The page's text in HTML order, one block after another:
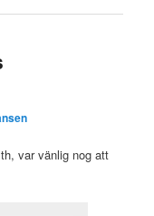
var vänlig nog att